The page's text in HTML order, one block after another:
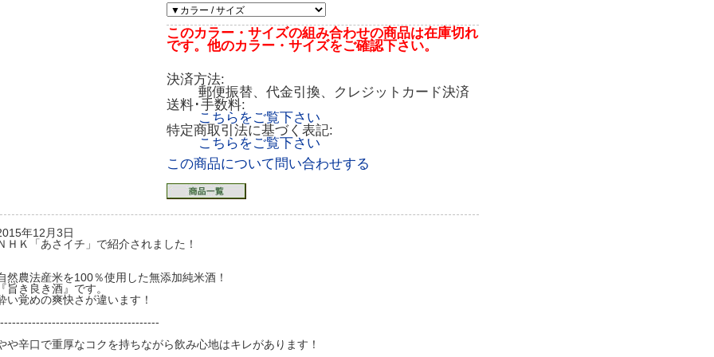
このカラー・サイズの組み合わせの商品は在庫切れ
です。他のカラー・サイズをご確認下さい。
決済方法:
郵便振替、代金引換、クレジットカード決済
送料･手数料:
こちらをご覧下さい
特定商取引法に基づく表記:
こちらをご覧下さい
この商品について問い合わせする
年12月3日
ＨＫ「あさイチ」で紹介されました！
然農法産米を100％使用した無添加純米酒！
旨き良き酒』です。
い覚めの爽快さが違います！
や辛口で重厚なコクを持ちながら飲み心地はキレがあります！